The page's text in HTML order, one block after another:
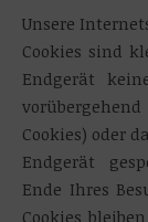
Unsere
Cookies sind
Endgerät
Cookies) oder
Endgerät
Ende Ihres
Cookies